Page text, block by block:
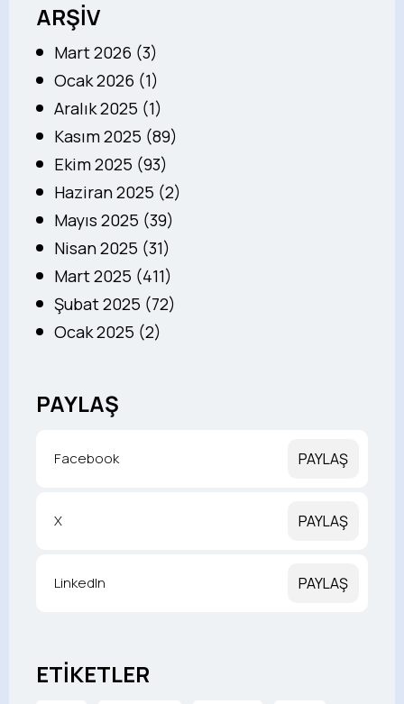
ARŞİV
Mart 2026 (3)
Ocak 2026 (1)
Aralık 2025 (1)
Kasım 2025 (89)
Ekim 2025 (93)
Haziran 2025 (2)
Mayıs 2025 (39)
Nisan 2025 (31)
Mart 2025 (411)
Şubat 2025 (72)
Ocak 2025 (2)
PAYLAŞ
Facebook PAYLAŞ
X PAYLAŞ
LinkedIn PAYLAŞ
ETİKETLER